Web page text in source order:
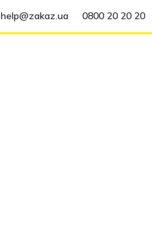
help@zakaz.ua 0800 20 20 20